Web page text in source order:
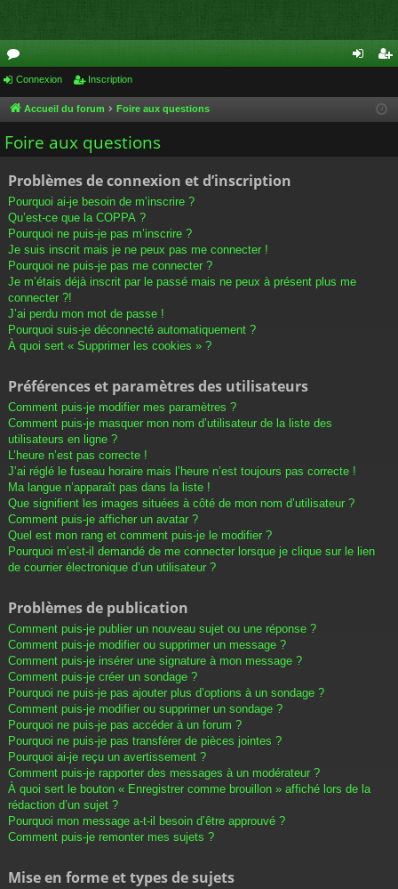
or
u
m
cri
Connexion Inscription
Accueil du forum Foire aux questions
Foire aux questions
Problèmes de connexion et d’inscription
Pourquoi ai-je besoin de m’inscrire ?
Qu’est-ce que la COPPA ?
Pourquoi ne puis-je pas m’inscrire ?
Je suis inscrit mais je ne peux pas me connecter !
Pourquoi ne puis-je pas me connecter ?
Je m’étais déjà inscrit par le passé mais ne peux à présent plus me
connecter ?!
J’ai perdu mon mot de passe !
Pourquoi suis-je déconnecté automatiquement ?
À quoi sert « Supprimer les cookies » ?
Préférences et paramètres des utilisateurs
Comment puis-je modifier mes paramètres ?
Comment puis-je masquer mon nom d’utilisateur de la liste des
utilisateurs en ligne ?
L’heure n’est pas correcte !
J’ai réglé le fuseau horaire mais l’heure n’est toujours pas correcte !
Ma langue n’apparaît pas dans la liste !
Que signifient les images situées à côté de mon nom d’utilisateur ?
Comment puis-je afficher un avatar ?
Quel est mon rang et comment puis-je le modifier ?
Pourquoi m’est-il demandé de me connecter lorsque je clique sur le lien
de courrier électronique d’un utilisateur ?
Problèmes de publication
Comment puis-je publier un nouveau sujet ou une réponse ?
Comment puis-je modifier ou supprimer un message ?
Comment puis-je insérer une signature à mon message ?
Comment puis-je créer un sondage ?
Pourquoi ne puis-je pas ajouter plus d’options à un sondage ?
Comment puis-je modifier ou supprimer un sondage ?
Pourquoi ne puis-je pas accéder à un forum ?
Pourquoi ne puis-je pas transférer de pièces jointes ?
Pourquoi ai-je reçu un avertissement ?
Comment puis-je rapporter des messages à un modérateur ?
À quoi sert le bouton « Enregistrer comme brouillon » affiché lors de la
rédaction d’un sujet ?
Pourquoi mon message a-t-il besoin d’être approuvé ?
Comment puis-je remonter mes sujets ?
Mise en forme et types de sujets